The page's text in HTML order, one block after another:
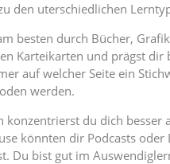
den uterschiedlichen
besten durch Bücher,
Karteikarten und prägst
auf welcher Seite ein
werden.
konzentrierst du dich besser
könnten dir Podcasts oder
Du bist gut im